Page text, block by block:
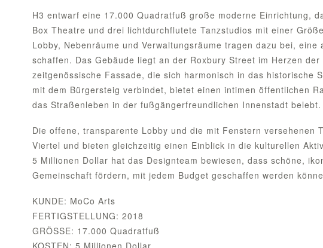
H3 entwarf eine 17.000 Quadratfuß große moderne Einrichtung,
Box Theatre und drei lichtdurchflutete Tanzstudios mit einer
Lobby, Nebenräume und Verwaltungsräume tragen dazu bei,
schaffen. Das Gebäude liegt an der Roxbury Street im Herzen
zeitgenössische Fassade, die sich harmonisch in das historische
mit dem Bürgersteig verbindet, bietet einen intimen öffentlichen
das Straßenleben in der fußgängerfreundlichen Innenstadt belebt.
Die offene, transparente Lobby und die mit Fenstern versehenen
Viertel und bieten gleichzeitig einen Einblick in die kulturellen
5 Millionen Dollar hat das Designteam bewiesen, dass schöne,
Gemeinschaft fördern, mit jedem Budget geschaffen werden
KUNDE: MoCo Arts
FERTIGSTELLUNG: 2018
GRÖSSE: 17.000 Quadratfuß